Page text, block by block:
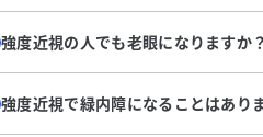
強度近視の人でも老眼になりますか？
強度近視で緑内障になることはあり